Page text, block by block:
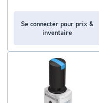
Se connecter pour prix &
inventaire